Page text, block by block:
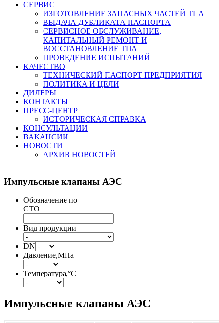
СЕРВИС
ИЗГОТОВЛЕНИЕ ЗАПАСНЫХ ЧАСТЕЙ ТПА
ВЫДАЧА ДУБЛИКАТА ПАСПОРТА
СЕРВИСНОЕ ОБСЛУЖИВАНИЕ,
КАПИТАЛЬНЫЙ РЕМОНТ И
ВОССТАНОВЛЕНИЕ ТПА
ПРОВЕДЕНИЕ ИСПЫТАНИЙ
КАЧЕСТВО
ТЕХНИЧЕСКИЙ ПАСПОРТ ПРЕДПРИЯТИЯ
ПОЛИТИКА И ЦЕЛИ
ДИЛЕРЫ
КОНТАКТЫ
ПРЕСС-ЦЕНТР
ИСТОРИЧЕСКАЯ СПРАВКА
КОНСУЛЬТАЦИИ
ВАКАНСИИ
НОВОСТИ
АРХИВ НОВОСТЕЙ
Импульсные клапаны АЭС
Обозначение по
СТО
Вид продукции
DN
Давление,МПа
Температура,°С
Импульсные клапаны АЭС